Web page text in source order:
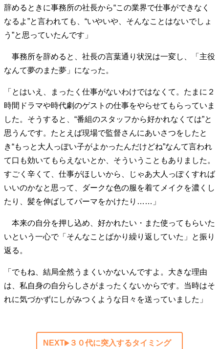
70代のグランドデザイン
地域とつながる/お金との付き合い方
辞めるときに事務所の社長から“この業界で仕事ができなく
なるよ”と言われても、“いやいや、そんなことはないでしょ
う”と思っていたんです」
事務所を辞めると、社長の言葉通り状況は一変し、「主役
なんて夢のまた夢」になった。
「とはいえ、まったく仕事がないわけではなくて。たまに２
時間ドラマや時代劇のゲストの仕事をやらせてもらっていま
した。そうすると、“番組のスタッフから好かれなくては”と
思うんです。たとえば現場で監督さんにあいさつをしたと
き“もっと大人っぽい子がよかったんだけどね”なんて言われ
て口も効いてもらえないとか、そういうこともありました。
すごく辛くて、仕事がほしいから、じゃあ大人っぽくすれば
いいのかなと思って、ダークな色の服を着てメイクを濃くし
たり、髪を伸ばしてパーマをかけたり……」
本来の自分を押し込め、好かれたい・また使ってもらいた
いという一心で「そんなことばかり繰り返していた」と振り
返る。
「でもね、結局全然うまくいかないんですよ。大きな理由
は、私自身の自分らしさがまったくないからです。当時はそ
れに気づかずにしがみつくような日々を送っていました」
NEXT
３０代に突入するタイミング